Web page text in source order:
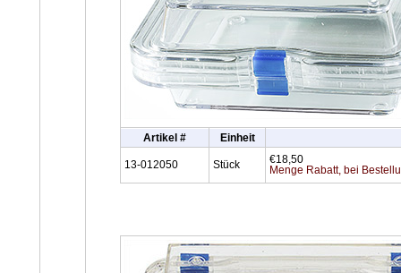
Artikel # Einheit
13-012050 Stück
€18,50
Menge Rabatt, bei